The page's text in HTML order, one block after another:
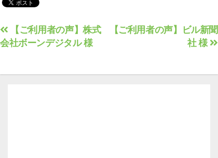
投
稿
ビ
【ご利用者の声】ビル新聞
社 様
【ご利用者の声】株式
会社ボーンデジタル 様